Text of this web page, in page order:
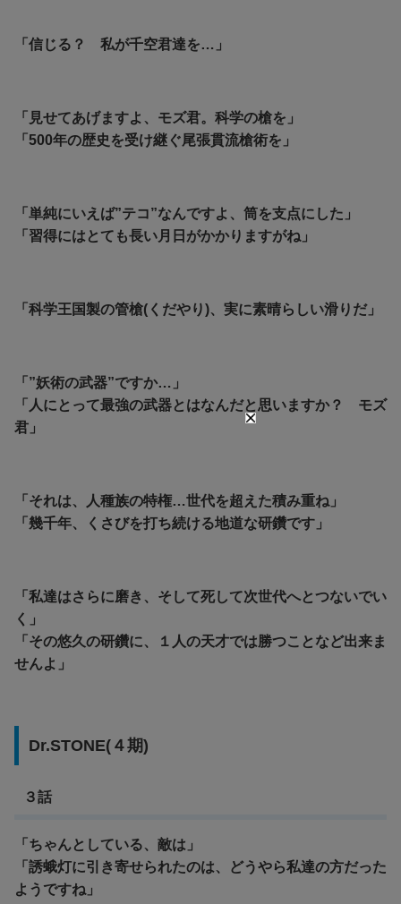
「信じる？ 私が千空君達を…」
「見せてあげますよ、モズ君。科学の槍を」
「500年の歴史を受け継ぐ尾張貫流槍術を」
「単純にいえば”テコ”なんですよ、筒を支点にした」
「習得にはとても長い月日がかかりますがね」
「科学王国製の管槍(くだやり)、実に素晴らしい滑りだ」
「”妖術の武器”ですか…」
「人にとって最強の武器とはなんだと思いますか？ モズ
君」
「それは、人種族の特権…世代を超えた積み重ね」
「幾千年、くさびを打ち続ける地道な研鑽です」
「私達はさらに磨き、そして死して次世代へとつないでい
く」
「その悠久の研鑽に、１人の天才では勝つことなど出来ま
せんよ」
Dr.STONE(４期)
３話
「ちゃんとしている、敵は」
「誘蛾灯に引き寄せられたのは、どうやら私達の方だった
ようですね」